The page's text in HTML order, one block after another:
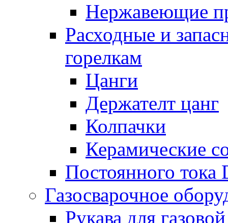
Нержавеющие
Расходные и
горелкам
Цанги
Держателт цанг
Колпачки
Керамические
Постоянного тока
Газосварочное
Рукава для